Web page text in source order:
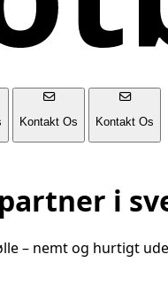
Kontakt Os Kontakt Os
i
– nemt og hurtigt